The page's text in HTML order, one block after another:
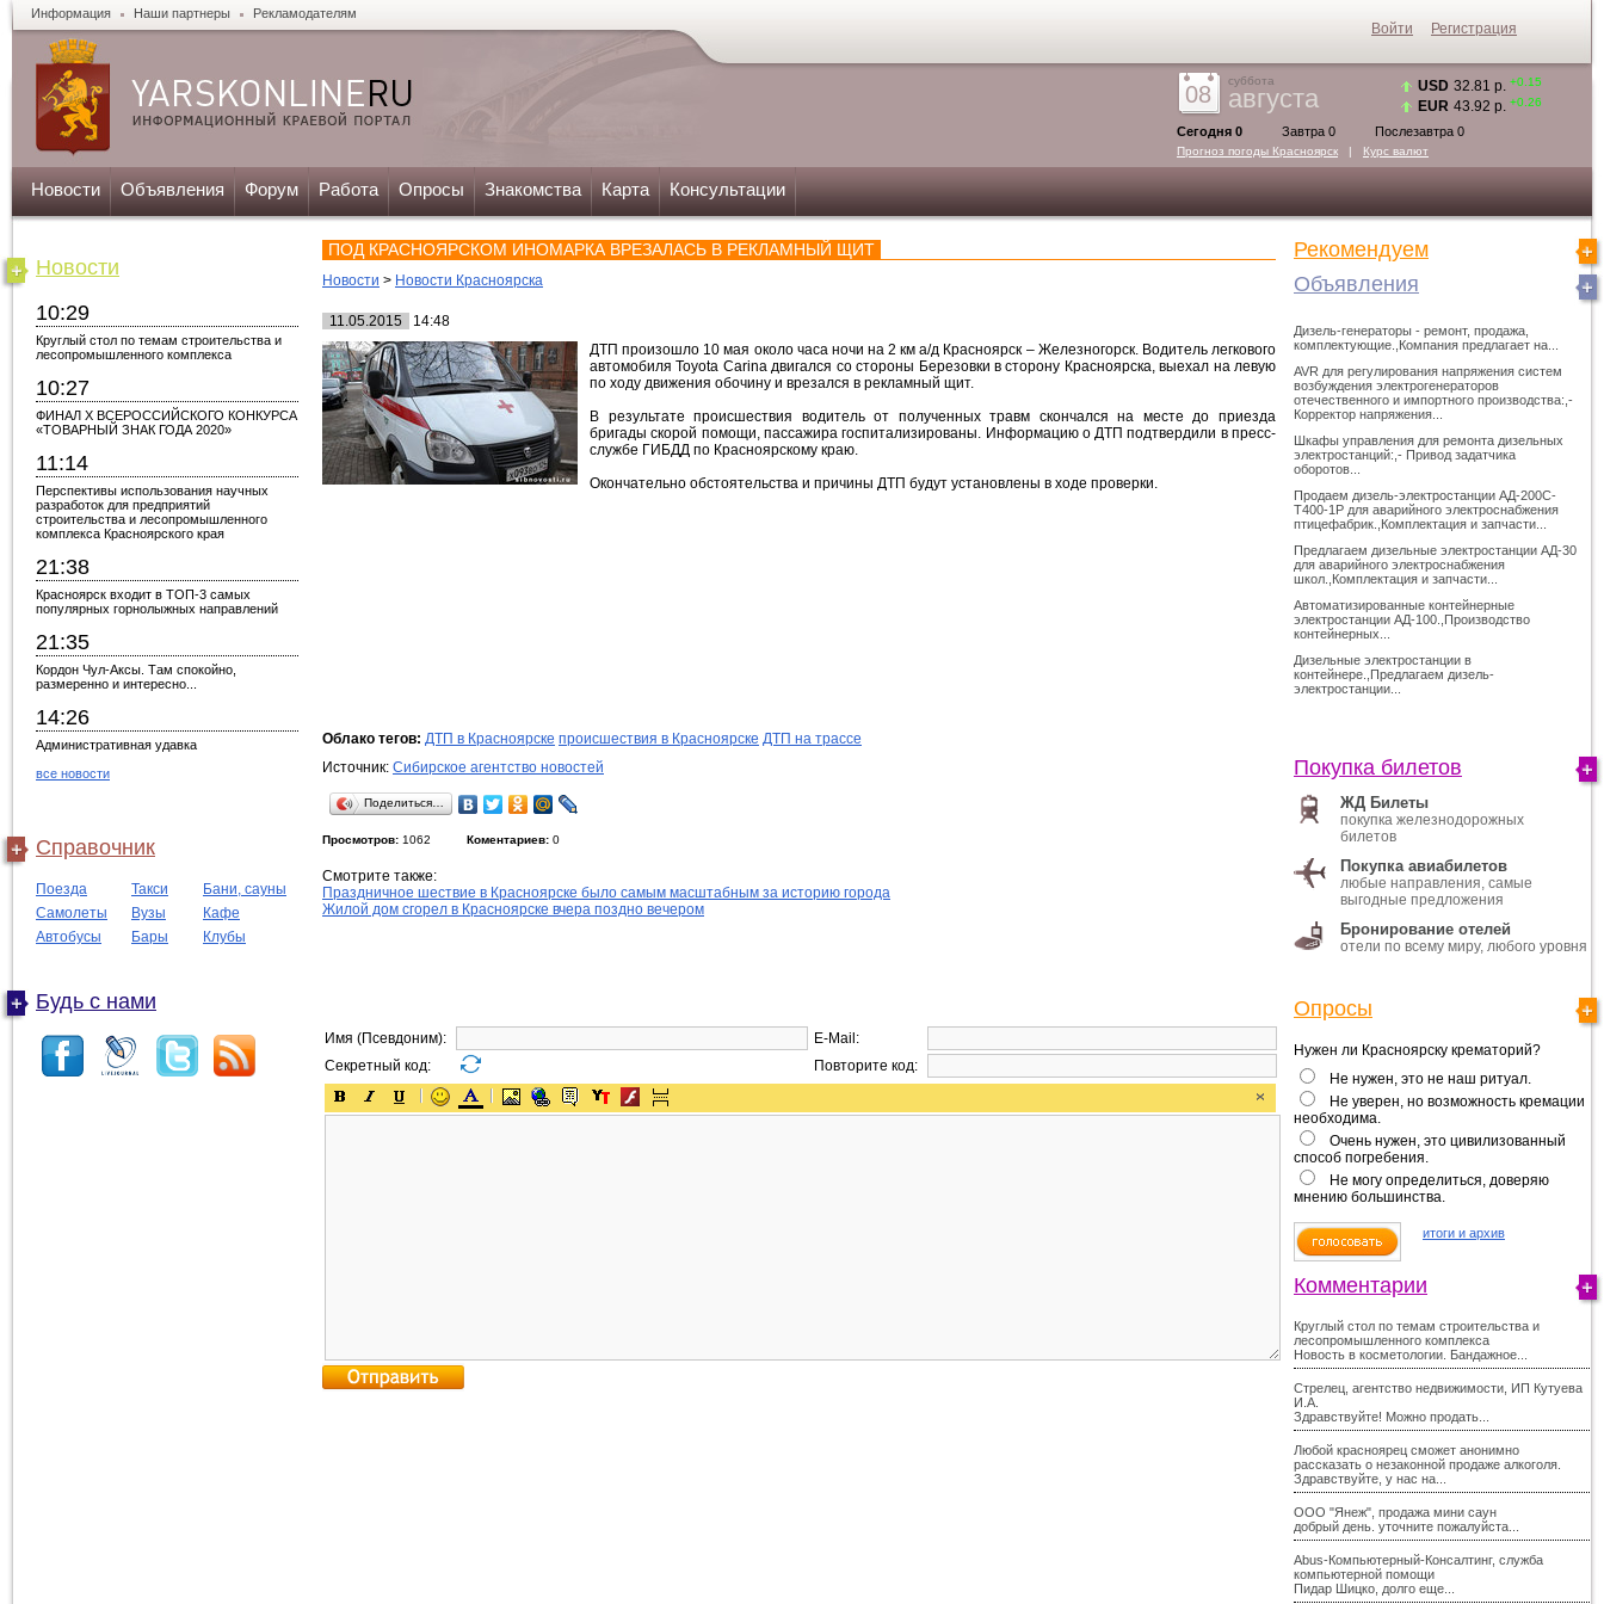
Информация Наши партнеры Рекламодателям
08
суббота
августа
Сегодня 0 Завтра 0 Послезавтра 0
Прогноз погоды Красноярск | Курс валют
USD 32.81 р. +0.15
EUR 43.92 р. +0.26
Новости Объявления Форум Работа Опросы Знакомства Карта Консультации
Новости
10:29
Круглый стол по темам строительства и
лесопромышленного комплекса
10:27
ФИНАЛ X ВСЕРОССИЙСКОГО КОНКУРСА
«ТОВАРНЫЙ ЗНАК ГОДА 2020»
11:14
Перспективы использования научных
разработок для предприятий
строительства и лесопромышленного
комплекса Красноярского края
21:38
Красноярск входит в ТОП-3 самых
популярных горнолыжных направлений
21:35
Кордон Чул-Аксы. Там спокойно,
размеренно и интересно...
14:26
Административная удавка
все новости
Справочник
Поезда Такси
Бани, сауны
Самолеты
Вузы
Кафе
Автобусы
Бары Клубы
Будь с нами
ПОД КРАСНОЯРСКОМ ИНОМАРКА ВРЕЗАЛАСЬ В РЕКЛАМНЫЙ ЩИТ
Новости > Новости Красноярска
11.05.2015
14:48
ДТП произошло 10 мая около часа ночи на 2 км а/д Красноярск – Железногорск. Водитель легкового
автомобиля Toyota Carina двигался со стороны Березовки в сторону Красноярска, выехал на левую
по ходу движения обочину и врезался в рекламный щит.
В результате происшествия водитель от полученных травм скончался на месте до приезда
бригады скорой помощи, пассажира госпитализированы. Информацию о ДТП подтвердили в пресс-
службе ГИБДД по Красноярскому краю.
Окончательно обстоятельства и причины ДТП будут установлены в ходе проверки.
Облако тегов: ДТП в Красноярске происшествия в Красноярске ДТП на трассе
Источник: Сибирское агентство новостей
Поделиться…
Просмотров: 1062 Коментариев: 0
Смотрите также:
Праздничное шествие в Красноярске было самым масштабным за историю города
Жилой дом сгорел в Красноярске вчера поздно вечером
Имя (Псевдоним):
E-Mail:
Секретный код:
Повторите код:
Рекомендуем
Объявления
Дизель-генераторы - ремонт, продажа,
комплектующие.,Компания предлагает на...
AVR для регулирования напряжения систем
возбуждения электрогенераторов
отечественного и импортного производства:,-
Корректор напряжения...
Шкафы управления для ремонта дизельных
электростанций:,- Привод задатчика
оборотов...
Продаем дизель-электростанции АД-200С-
Т400-1Р для аварийного электроснабжения
птицефабрик.,Комплектация и запчасти...
Предлагаем дизельные электростанции АД-30
для аварийного электроснабжения
школ.,Комплектация и запчасти...
Автоматизированные контейнерные
электростанции АД-100.,Производство
контейнерных...
Дизельные электростанции в
контейнере.,Предлагаем дизель-
электростанции...
Покупка билетов
ЖД Билеты
покупка железнодорожных
билетов
Покупка авиабилетов
любые направления, самые
выгодные предложения
Бронирование отелей
отели по всему миру, любого уровня
Опросы
Нужен ли Красноярску крематорий?
Не нужен, это не наш ритуал.
Не уверен, но возможность кремации
необходима.
Очень нужен, это цивилизованный
способ погребения.
Не могу определиться, доверяю
мнению большинства.
итоги и архив
Комментарии
Круглый стол по темам строительства и
лесопромышленного комплекса
Новость в косметологии. Бандажное...
Стрелец, агентство недвижимости, ИП Кутуева
И.А.
Здравствуйте! Можно продать...
Любой красноярец сможет анонимно
рассказать о незаконной продаже алкоголя.
Здравствуйте, у нас на...
ООО "Янеж", продажа мини саун
добрый день. уточните пожалуйста...
Abus-Компьютерный-Консалтинг, служба
компьютерной помощи
Пидар Шицко, долго еще...
Войти Регистрация